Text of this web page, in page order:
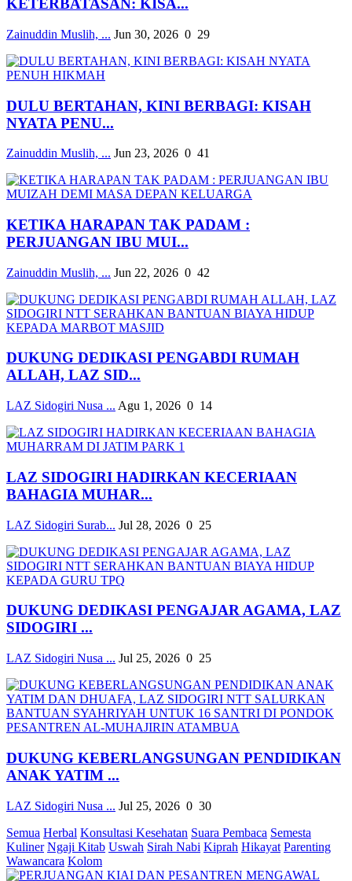
KETERBATASAN: KISA...
Zainuddin Muslih, ... Jun 30, 2026 0 29
DULU BERTAHAN, KINI BERBAGI: KISAH
NYATA PENU...
Zainuddin Muslih, ... Jun 23, 2026 0 41
KETIKA HARAPAN TAK PADAM :
PERJUANGAN IBU MUI...
Zainuddin Muslih, ... Jun 22, 2026 0 42
DUKUNG DEDIKASI PENGABDI RUMAH
ALLAH, LAZ SID...
LAZ Sidogiri Nusa ... Agu 1, 2026 0 14
LAZ SIDOGIRI HADIRKAN KECERIAAN
BAHAGIA MUHAR...
LAZ Sidogiri Surab... Jul 28, 2026 0 25
DUKUNG DEDIKASI PENGAJAR AGAMA, LAZ
SIDOGIRI ...
LAZ Sidogiri Nusa ... Jul 25, 2026 0 25
DUKUNG KEBERLANGSUNGAN PENDIDIKAN
ANAK YATIM ...
LAZ Sidogiri Nusa ... Jul 25, 2026 0 30
Semua Herbal Konsultasi Kesehatan Suara Pembaca Semesta
Kuliner Ngaji Kitab Uswah Sirah Nabi Kiprah Hikayat Parenting
Wawancara Kolom